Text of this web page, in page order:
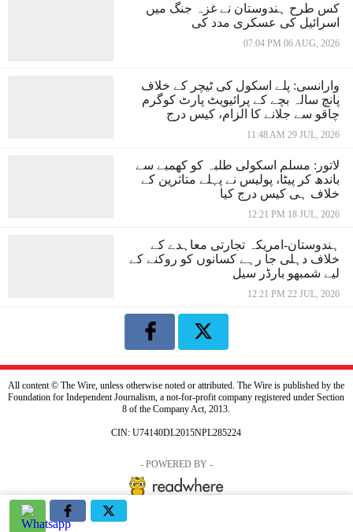
کس طرح ہندوستان نے غزہ جنگ میں
اسرائیل کی عسکری مدد کی
07:04 PM 06 AUG, 2026
وارانسی: پلے اسکول کی ٹیچر کے خلاف
پانچ سالہ بچے کے پرائیویٹ پارٹ کوگرم
چاقو سے جلانے کا الزام، کیس درج
11:48 AM 29 JUL, 2026
لاتور: مسلم اسکولی طلبہ کو کھمبے سے
باندھ کر پیٹا، پولیس نے پہلے متاثرین کے
خلاف ہی کیس درج کیا
12:21 PM 18 JUL, 2026
ہندوستان-امریکہ تجارتی معاہدے کے
خلاف دہلی جا رہے کسانوں کو روکنے کے
لیے شمبھو بارڈر سیل
12:21 PM 22 JUL, 2026
All content © The Wire, unless otherwise noted or attributed. The Wire is published by the
Foundation for Independent Journalism, a not-for-profit company registered under Section
8 of the Company Act, 2013.
CIN: U74140DL2015NPL285224
- POWERED BY -